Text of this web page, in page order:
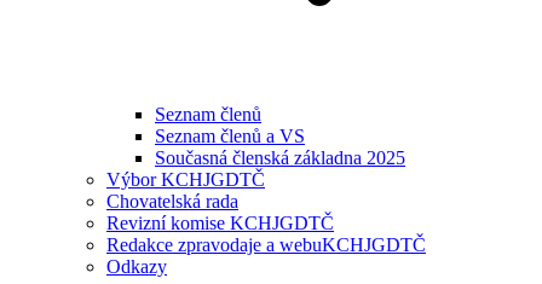
Seznam členů
Seznam členů a VS
Současná členská základna 2025
Výbor KCHJGDTČ
Chovatelská rada
Revizní komise KCHJGDTČ
Redakce zpravodaje a webuKCHJGDTČ
Odkazy